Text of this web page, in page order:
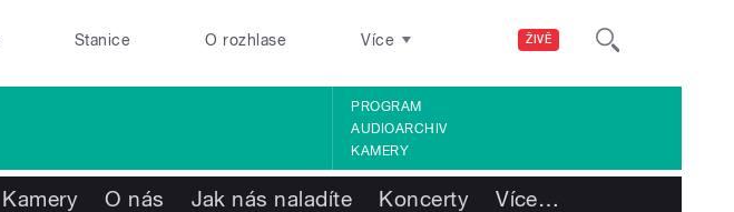
ŽIVĚ
Stanice O rozhlase Více
PROGRAM
AUDIOARCHIV
KAMERY
Kamery O nás Jak nás naladíte Koncerty Více…